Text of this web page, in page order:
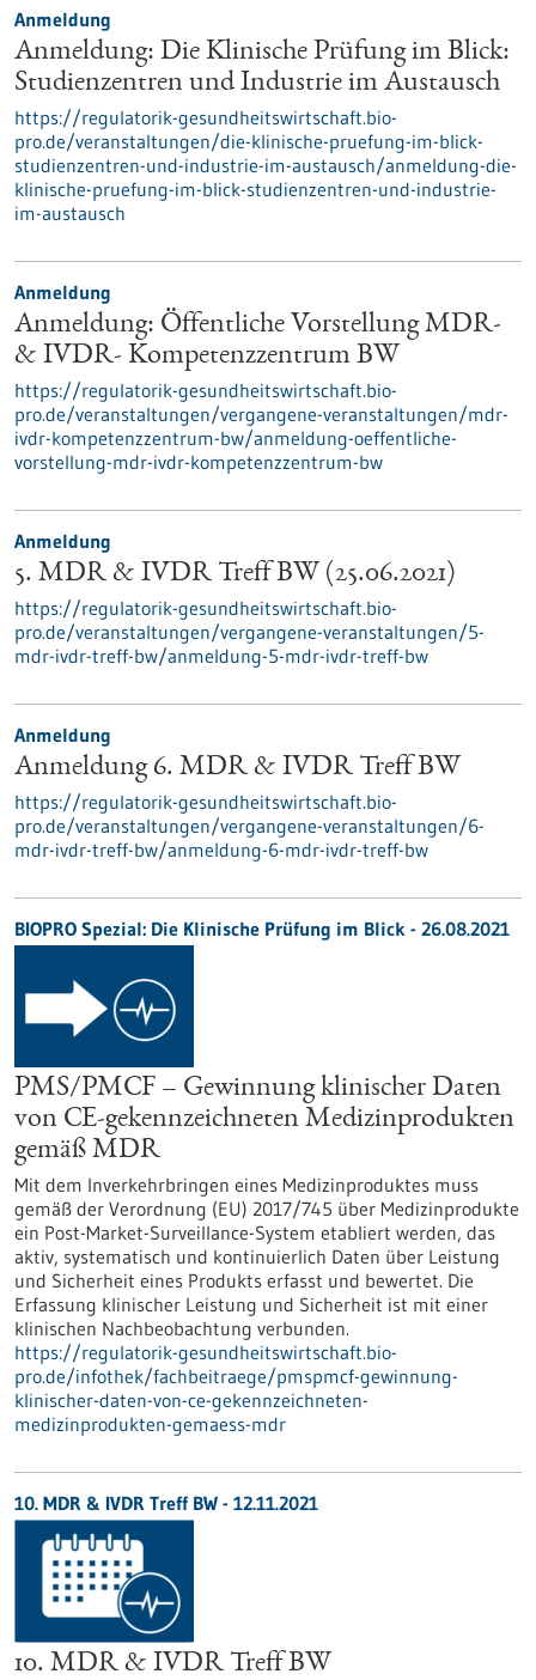
Anmeldung
Anmeldung: Die Klinische Prüfung im Blick:
Studienzentren und Industrie im Austausch
https://regulatorik-gesundheitswirtschaft.bio-
pro.de/veranstaltungen/die-klinische-pruefung-im-blick-
studienzentren-und-industrie-im-austausch/anmeldung-die-
klinische-pruefung-im-blick-studienzentren-und-industrie-
im-austausch
Anmeldung
Anmeldung: Öffentliche Vorstellung MDR-
& IVDR- Kompetenzzentrum BW
https://regulatorik-gesundheitswirtschaft.bio-
pro.de/veranstaltungen/vergangene-veranstaltungen/mdr-
ivdr-kompetenzzentrum-bw/anmeldung-oeffentliche-
vorstellung-mdr-ivdr-kompetenzzentrum-bw
Anmeldung
5. MDR & IVDR Treff BW (25.06.2021)
https://regulatorik-gesundheitswirtschaft.bio-
pro.de/veranstaltungen/vergangene-veranstaltungen/5-
mdr-ivdr-treff-bw/anmeldung-5-mdr-ivdr-treff-bw
Anmeldung
Anmeldung 6. MDR & IVDR Treff BW
https://regulatorik-gesundheitswirtschaft.bio-
pro.de/veranstaltungen/vergangene-veranstaltungen/6-
mdr-ivdr-treff-bw/anmeldung-6-mdr-ivdr-treff-bw
BIOPRO Spezial: Die Klinische Prüfung im Blick - 26.08.2021
PMS/PMCF – Gewinnung klinischer Daten
von CE-gekennzeichneten Medizinprodukten
gemäß MDR
Mit dem Inverkehrbringen eines Medizinproduktes muss
gemäß der Verordnung (EU) 2017/745 über Medizinprodukte
ein Post-Market-Surveillance-System etabliert werden, das
aktiv, systematisch und kontinuierlich Daten über Leistung
und Sicherheit eines Produkts erfasst und bewertet. Die
Erfassung klinischer Leistung und Sicherheit ist mit einer
klinischen Nachbeobachtung verbunden.
https://regulatorik-gesundheitswirtschaft.bio-
pro.de/infothek/fachbeitraege/pmspmcf-gewinnung-
klinischer-daten-von-ce-gekennzeichneten-
medizinprodukten-gemaess-mdr
10. MDR & IVDR Treff BW - 12.11.2021
10. MDR & IVDR Treff BW